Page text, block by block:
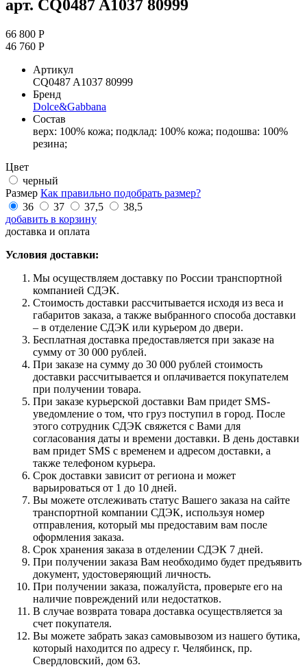
арт. CQ0487 A1037 80999
66 800 Р
46 760 Р
Артикул
CQ0487 A1037 80999
Бренд
Dolce&Gabbana
Состав
верх: 100% кожа; подклад: 100% кожа; подошва: 100%
резина;
Цвет
черный
Размер Как правильно подобрать размер?
36
37 37,5
38,5
добавить в корзину
доставка и оплата
Условия доставки:
Мы осуществляем доставку по России транспортной
компанией СДЭК.
Стоимость доставки рассчитывается исходя из веса и
габаритов заказа, а также выбранного способа доставки
– в отделение СДЭК или курьером до двери.
Бесплатная доставка предоставляется при заказе на
сумму от 30 000 рублей.
При заказе на сумму до 30 000 рублей стоимость
доставки рассчитывается и оплачивается покупателем
при получении товара.
При заказе курьерской доставки Вам придет SMS-
уведомление о том, что груз поступил в город. После
этого сотрудник СДЭК свяжется с Вами для
согласования даты и времени доставки. В день доставки
вам придет SMS с временем и адресом доставки, а
также телефоном курьера.
Срок доставки зависит от региона и может
варьироваться от 1 до 10 дней.
Вы можете отслеживать статус Вашего заказа на сайте
транспортной компании СДЭК, используя номер
отправления, который мы предоставим вам после
оформления заказа.
Срок хранения заказа в отделении СДЭК 7 дней.
При получении заказа Вам необходимо будет предъявить
документ, удостоверяющий личность.
При получении заказа, пожалуйста, проверьте его на
наличие повреждений или недостатков.
В случае возврата товара доставка осуществляется за
счет покупателя.
Вы можете забрать заказ самовывозом из нашего бутика,
который находится по адресу г. Челябинск, пр.
Свердловский, дом 63.